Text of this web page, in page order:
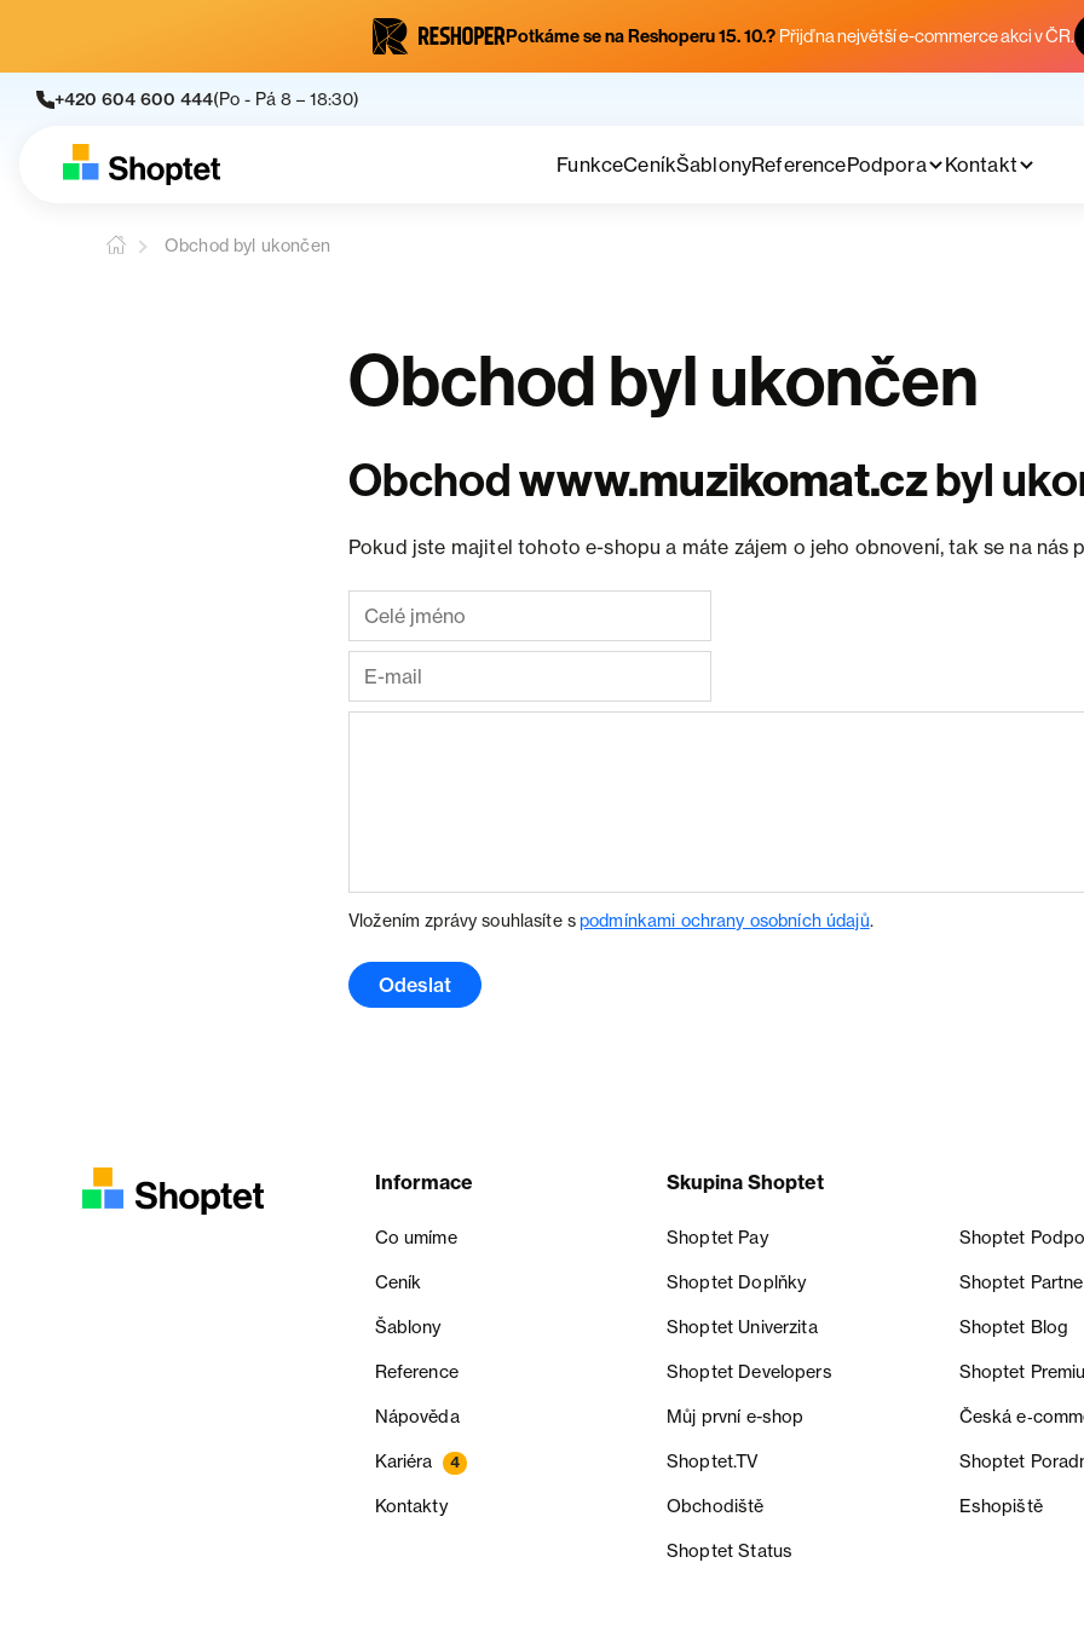
Potkáme se na Reshoperu 15. 10.? Přijď na největší e-commerce akci v ČR.
+420 604 600 444(Po - Pá 8 – 18:30)
FunkceCeníkŠablonyReferencePodpora Kontakt
Obchod byl ukončen
Obchod byl ukončen
Obchodwww.muzikomat.czbyl
Pokud jste majitel tohoto e-shopu a máte zájem o jeho obnovení, tak se na nás
Vložením zprávy souhlasíte spodmínkami ochrany osobních údajů.
Odeslat
Informace
Co umíme
Ceník
Šablony
Reference
Nápověda
Kariéra 4
Kontakty
Skupina Shoptet
Shoptet Pay Shoptet
Shoptet Doplňky Shoptet
Shoptet Univerzita Shoptet Blog
Shoptet Developers Shoptet
Můj první e-shop Česká
Shoptet.TV Shoptet
Obchodiště Eshopiště
Shoptet Status